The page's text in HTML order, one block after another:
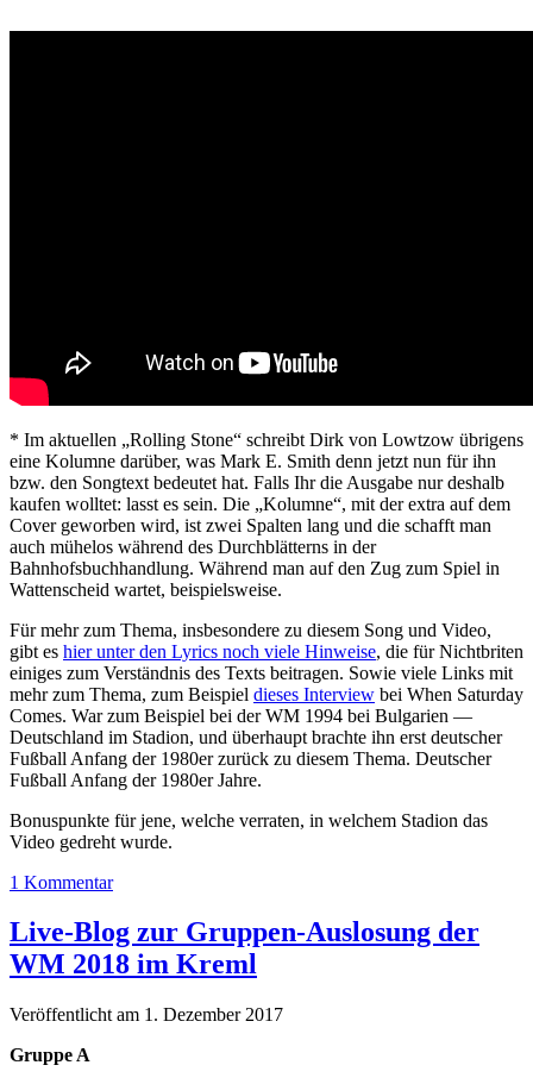
* Im aktuellen „Rolling Stone“ schreibt Dirk von Lowtzow übrigens
eine Kolumne darüber, was Mark E. Smith denn jetzt nun für ihn
bzw. den Songtext bedeutet hat. Falls Ihr die Ausgabe nur deshalb
kaufen wolltet: lasst es sein. Die „Kolumne“, mit der extra auf dem
Cover geworben wird, ist zwei Spalten lang und die schafft man
auch mühelos während des Durchblätterns in der
Bahnhofsbuchhandlung. Während man auf den Zug zum Spiel in
Wattenscheid wartet, beispielsweise.
Für mehr zum Thema, insbesondere zu diesem Song und Video,
gibt es hier unter den Lyrics noch viele Hinweise, die für Nichtbriten
einiges zum Verständnis des Texts beitragen. Sowie viele Links mit
mehr zum Thema, zum Beispiel dieses Interview bei When Saturday
Comes. War zum Beispiel bei der WM 1994 bei Bulgarien —
Deutschland im Stadion, und überhaupt brachte ihn erst deutscher
Fußball Anfang der 1980er zurück zu diesem Thema. Deutscher
Fußball Anfang der 1980er Jahre.
Bonuspunkte für jene, welche verraten, in welchem Stadion das
Video gedreht wurde.
1 Kommentar
Live-Blog zur Gruppen-Auslosung der
WM 2018 im Kreml
Veröffentlicht am 1. Dezember 2017
Gruppe A